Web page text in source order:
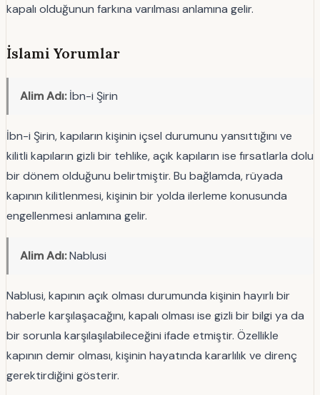
kapalı olduğunun farkına varılması anlamına gelir.
İslami Yorumlar
Alim Adı:İbn-i Şirin
İbn-i Şirin, kapıların kişinin içsel durumunu yansıttığını ve
kilitli kapıların gizli bir tehlike, açık kapıların ise fırsatlarla dolu
bir dönem olduğunu belirtmiştir. Bu bağlamda, rüyada
kapının kilitlenmesi, kişinin bir yolda ilerleme konusunda
engellenmesi anlamına gelir.
Alim Adı:Nablusi
Nablusi, kapının açık olması durumunda kişinin hayırlı bir
haberle karşılaşacağını, kapalı olması ise gizli bir bilgi ya da
bir sorunla karşılaşılabileceğini ifade etmiştir. Özellikle
kapının demir olması, kişinin hayatında kararlılık ve direnç
gerektirdiğini gösterir.